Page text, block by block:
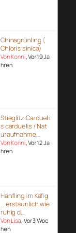
Chinagrünling (
Chloris sinica)
Von Konni, Vor 19 Ja
hren
Stieglitz Cardueli
s carduelis / Nat
uraufnahme…
Von Konni, Vor 12 Ja
hren
Hänfling im Käfig
… erstaunlich wie
ruhig d…
Von Lisa, Vor 3 Woc
hen